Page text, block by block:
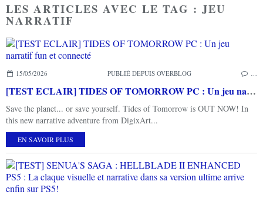
LES ARTICLES AVEC LE TAG : JEU
NARRATIF
15/05/2026 PUBLIÉ DEPUIS OVERBLOG
[TEST ECLAIR] TIDES OF TOMORROW PC : Un jeu narratif fun et connecté
Save the planet... or save yourself. Tides of Tomorrow is OUT NOW! In
this new narrative adventure from DigixArt...
EN SAVOIR PLUS